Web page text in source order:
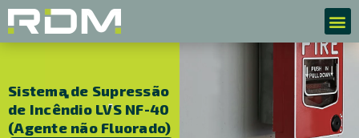
Sistema de Supressão
de Incêndio LVS NF-40
(Agente não Fluorado)